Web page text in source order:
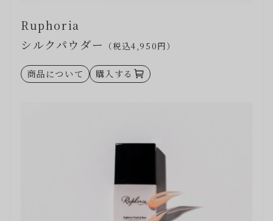
Ruphoria
シルクパウダー
（税込4,950円）
商品について 購入する